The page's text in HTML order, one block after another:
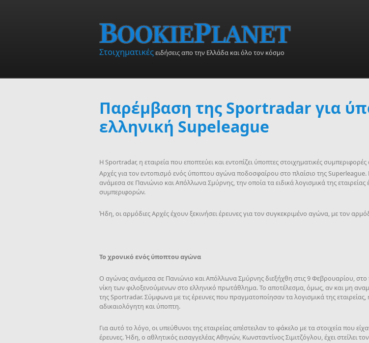
Στοιχηματικέςειδήσεις απο την Ελλάδα και όλο τον κόσμο
Παρέμβαση της Sportradar για
ελληνική Supeleague
H Sportradar, η εταιρεία που εποπτεύει και εντοπίζει ύποπτες στοιχηματικές
Αρχές για τον εντοπισμό ενός ύποπτου αγώνα ποδοσφαίρου στο πλαίσιο της Superleague.
ανάμεσα σε Πανιώνιο και Απόλλωνα Σμύρνης, την οποία τα ειδικά λογισμικά της
συμπεριφορών.
Ήδη, οι αρμόδιες Αρχές έχουν ξεκινήσει έρευνες για τον συγκεκριμένο αγώνα, με τον
Το χρονικό ενός ύποπτου αγώνα
Ο αγώνας ανάμεσα σε Πανιώνιο και Απόλλωνα Σμύρνης διεξήχθη στις 9 Φεβρουαρίου, στο
νίκη των φιλοξενούμενων στο ελληνικό πρωτάθλημα. Το αποτέλεσμα, όμως, αν και μη
της Sportradar. Σύμφωνα με τις έρευνες που πραγματοποίησαν τα λογισμικά της
αδικαιολόγητη και ύποπτη.
Για αυτό το λόγο, οι υπεύθυνοι της εταιρείας απέστειλαν το φάκελο με τα στοιχεία που
έρευνες. Ήδη, ο αθλητικός εισαγγελέας Αθηνών, Κωνσταντίνος Σιμιτζόγλου, έχει στείλει